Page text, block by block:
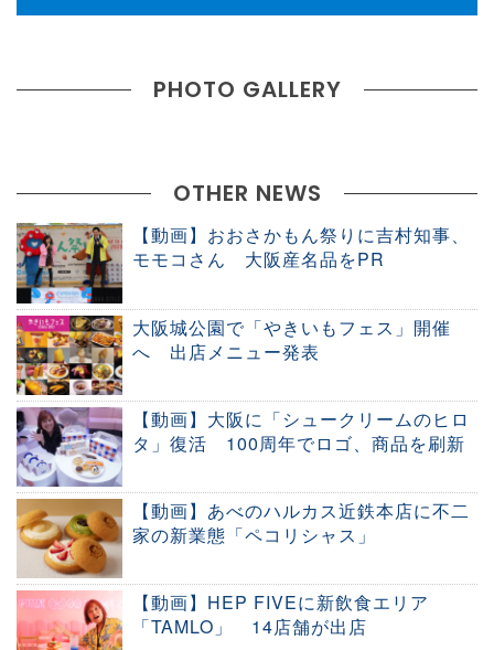
PHOTO GALLERY
OTHER NEWS
【動画】おおさかもん祭りに吉村知事、
モモコさん 大阪産名品をPR
大阪城公園で「やきいもフェス」開催
へ 出店メニュー発表
【動画】大阪に「シュークリームのヒロ
タ」復活 100周年でロゴ、商品を刷新
【動画】あべのハルカス近鉄本店に不二
家の新業態「ペコリシャス」
【動画】HEP FIVEに新飲食エリア
「TAMLO」 14店舗が出店